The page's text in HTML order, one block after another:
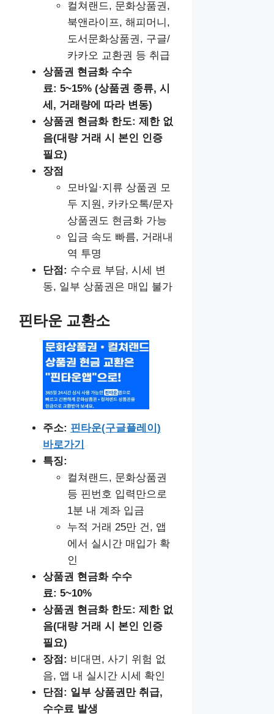
컬쳐랜드, 문화상품권,
북앤라이프, 해피머니,
도서문화상품권, 구글/
카카오 교환권 등 취급
상품권 현금화 수수
료: 5~15% (상품권 종류, 시
세, 거래량에 따라 변동)
상품권 현금화 한도: 제한 없
음(대량 거래 시 본인 인증
필요)
장점
모바일·지류 상품권 모
두 지원, 카카오톡/문자
상품권도 현금화 가능
입금 속도 빠름, 거래내
역 투명
단점: 수수료 부담, 시세 변
동, 일부 상품권은 매입 불가
핀타운 교환소
주소: 핀타운(구글플레이)
바로가기
특징:
컬쳐랜드, 문화상품권
등 핀번호 입력만으로
1분 내 계좌 입금
누적 거래 25만 건, 앱
에서 실시간 매입가 확
인
상품권 현금화 수수
료: 5~10%
상품권 현금화 한도: 제한 없
음(대량 거래 시 본인 인증
필요)
장점: 비대면, 사기 위험 없
음, 앱 내 실시간 시세 확인
단점: 일부 상품권만 취급,
수수료 발생